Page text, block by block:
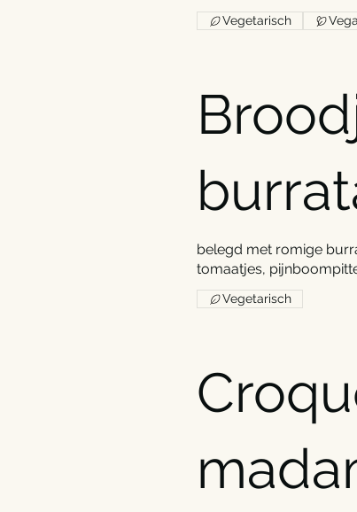
Vegetarisch
belegd met romige
tomaatjes,
Vegetarisch